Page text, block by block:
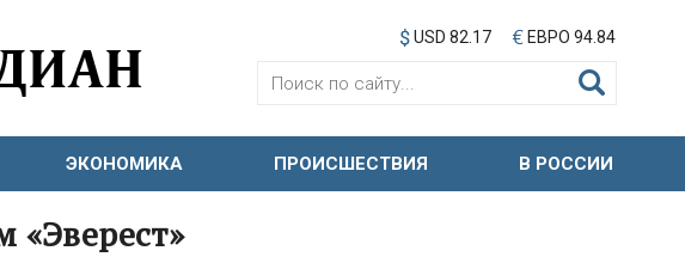
USD 82.17 ЕВРО 94.84
ЭКОНОМИКА ПРОИСШЕСТВИЯ В РОССИИ
«Эверест»